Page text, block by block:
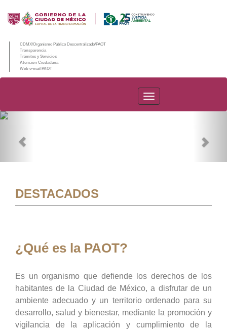
CDMX/Organismo Público Descentralizado/PAOT
Transparencia
Trámites y Servicios
Atención Ciudadana
Web e-mail PAOT
PAOT
DESTACADOS
¿Qué es la PAOT?
Es un organismo que defiende los derechos de los
habitantes de la Ciudad de México, a disfrutar de un
ambiente adecuado y un territorio ordenado para su
desarrollo, salud y bienestar, mediante la promoción y
vigilancia de la aplicación y cumplimiento de la